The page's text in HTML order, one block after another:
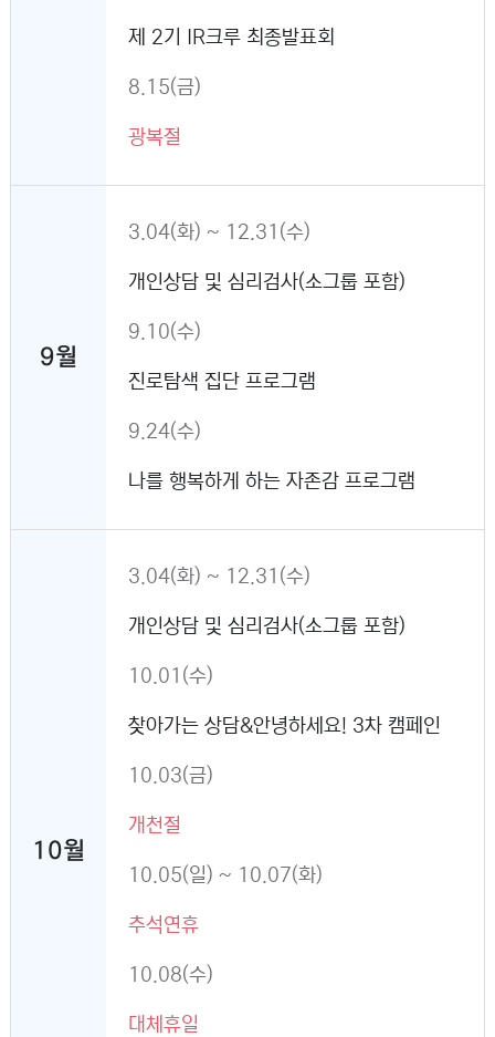
제 2기 IR크루 최종발표회
8.15(금)
광복절
9월
3.04(화) ~ 12.31(수)
개인상담 및 심리검사(소그룹 포함)
9.10(수)
진로탐색 집단 프로그램
9.24(수)
나를 행복하게 하는 자존감 프로그램
10월
3.04(화) ~ 12.31(수)
개인상담 및 심리검사(소그룹 포함)
10.01(수)
찾아가는 상담&안녕하세요! 3차 캠페인
10.03(금)
개천절
10.05(일) ~ 10.07(화)
추석연휴
10.08(수)
대체휴일